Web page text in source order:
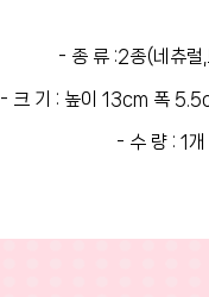
- 종 류 :2종(네츄럴
- 크 기 : 높이 13cm 폭
- 수 량 : 1개